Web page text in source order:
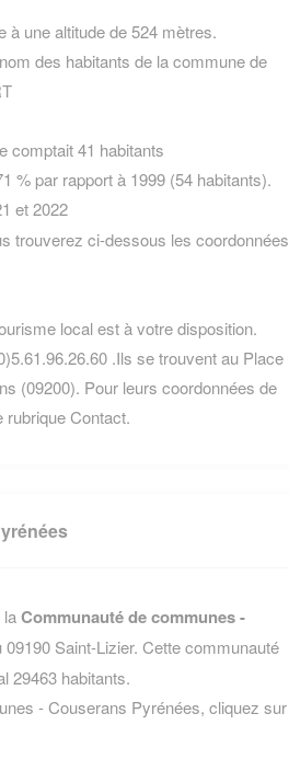
une altitude de 524 mètres.
des habitants de la commune de
comptait 41 habitants
% par rapport à 1999 (54 habitants).
et 2022
trouverez ci-dessous les coordonnées
local est à votre disposition.
.Ils se trouvent au Place
(09200). Pour leurs coordonnées de
rubrique Contact.
laCommunauté de communes -
Saint-Lizier. Cette communauté
29463 habitants.
- Couserans Pyrénées, cliquez sur